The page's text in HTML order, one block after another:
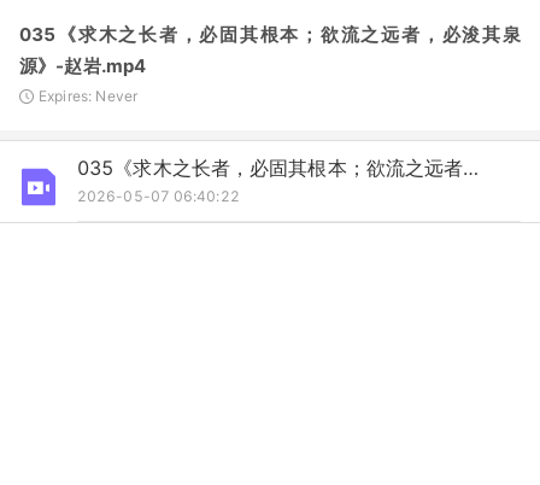
035《求木之长者，必固其根本；欲流之远者，必浚其泉
源》-赵岩.mp4
Expires: Never
035《求木之长者，必固其根本；欲流之远者，必浚其泉源》-赵岩.mp4
2026-05-07 06:40:22